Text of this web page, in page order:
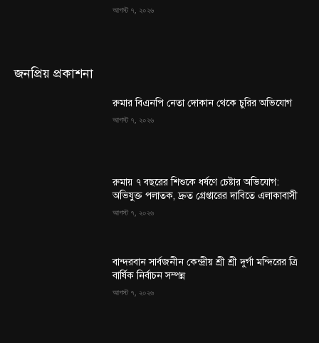
আগস্ট ৭, ২০২৬
জনপ্রিয় প্রকাশনা
রুমার বিএনপি নেতা দোকান থেকে চুরির অভিযোগ
আগস্ট ৭, ২০২৬
রুমায় ৭ বছরের শিশুকে ধর্ষণে চেষ্টার অভিযোগ:
অভিযুক্ত পলাতক, দ্রুত গ্রেপ্তারের দাবিতে এলাকাবাসী
আগস্ট ৭, ২০২৬
বান্দরবান সার্বজনীন কেন্দ্রীয় শ্রী শ্রী দুর্গা মন্দিরের ত্রি
বার্ষিক নির্বাচন সম্পন্ন
আগস্ট ৭, ২০২৬